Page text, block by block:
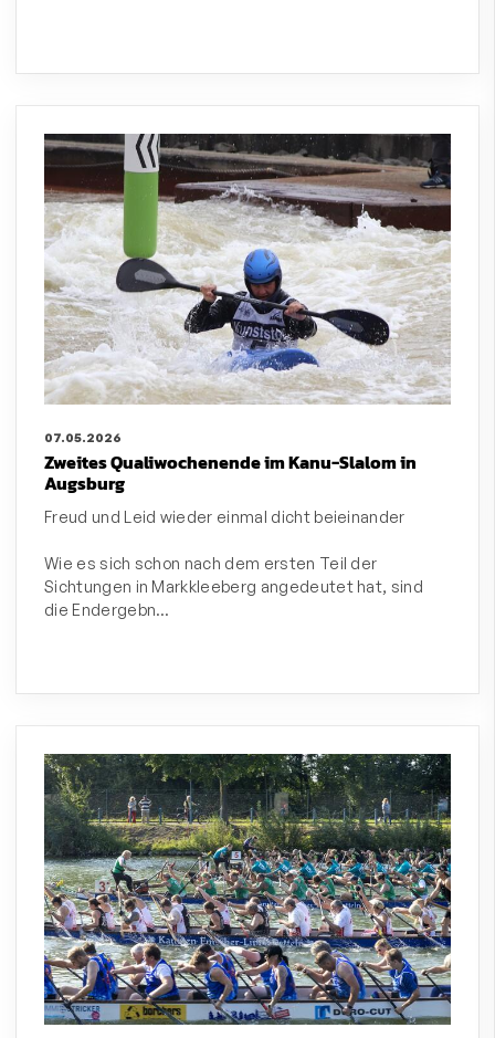
07.05.2026
Zweites Qualiwochenende im Kanu-Slalom in
Augsburg
Freud und Leid wieder einmal dicht beieinander
Wie es sich schon nach dem ersten Teil der
Sichtungen in Markkleeberg angedeutet hat, sind
die Endergebn…